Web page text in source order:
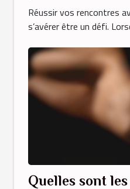
séduisantes ?
Réussir vos rencontres
s’avérer être un défi.
Quelles sont